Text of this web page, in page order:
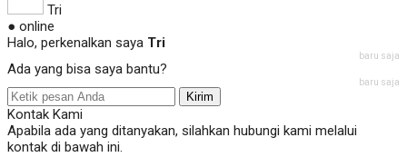
Tri
● online
Halo, perkenalkan saya Tri
baru saja
Ada yang bisa saya bantu?
baru saja
Kirim
Kontak Kami
Apabila ada yang ditanyakan, silahkan hubungi kami melalui
kontak di bawah ini.